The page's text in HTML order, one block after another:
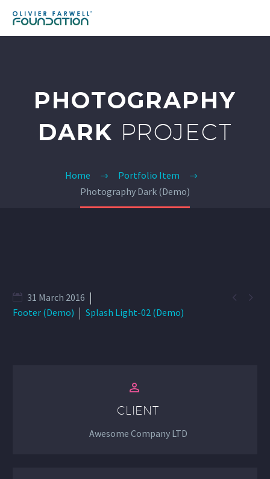
PHOTOGRAPHY
DARK PROJECT
Home
Portfolio Item
Photography Dark (Demo)
 
31 March 2016
Footer (Demo)
Splash Light-02 (Demo)


CLIENT
Awesome Company LTD